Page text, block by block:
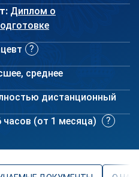
Диплом о
среднее
дистанционный
часов (от 1 месяца)